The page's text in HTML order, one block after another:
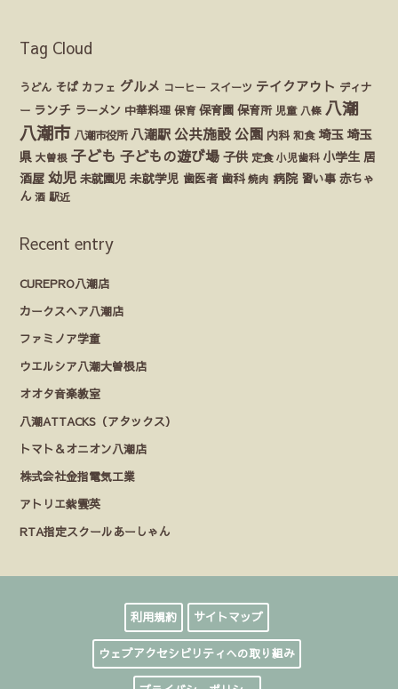
Tag Cloud
うどん そば カフェ グルメ コーヒー スイーツ テイクアウト ディナ
ー ランチ ラーメン 中華料理 保育 保育園 保育所 児童 八條 八潮
八潮市 八潮市役所 八潮駅 公共施設 公園 内科 和食 埼玉 埼玉
県 大曽根 子ども 子どもの遊び場 子供 定食 小児歯科 小学生 居
酒屋 幼児 未就園児 未就学児 歯医者 歯科 焼肉 病院 習い事 赤ちゃ
ん 酒 駅近
Recent entry
CUREPRO八潮店
カークスヘア八潮店
ファミノア学童
ウエルシア八潮大曽根店
オオタ音楽教室
八潮ATTACKS（アタックス）
トマト＆オニオン八潮店
株式会社金指電気工業
アトリエ紫雲英
RTA指定スクールあーしゃん
利用規約 サイトマップ
ウェブアクセシビリティへの取り組み